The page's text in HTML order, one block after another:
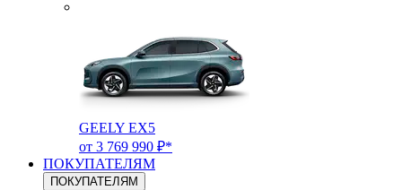
GEELY EX5
от 3 769 990 ₽*
ПОКУПАТЕЛЯМ
ПОКУПАТЕЛЯМ